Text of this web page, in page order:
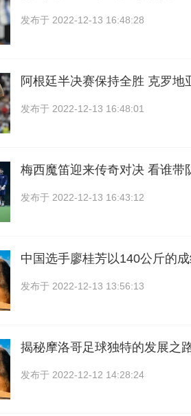
发布于 2022-12-13 16:48:28
阿根廷半决赛保持全胜 克罗地
发布于 2022-12-13 16:48:01
梅西魔笛迎来传奇对决 看谁带
发布于 2022-12-13 16:43:12
中国选手廖桂芳以140公斤的
发布于 2022-12-13 13:56:13
揭秘摩洛哥足球独特的发展之
发布于 2022-12-12 14:28:24